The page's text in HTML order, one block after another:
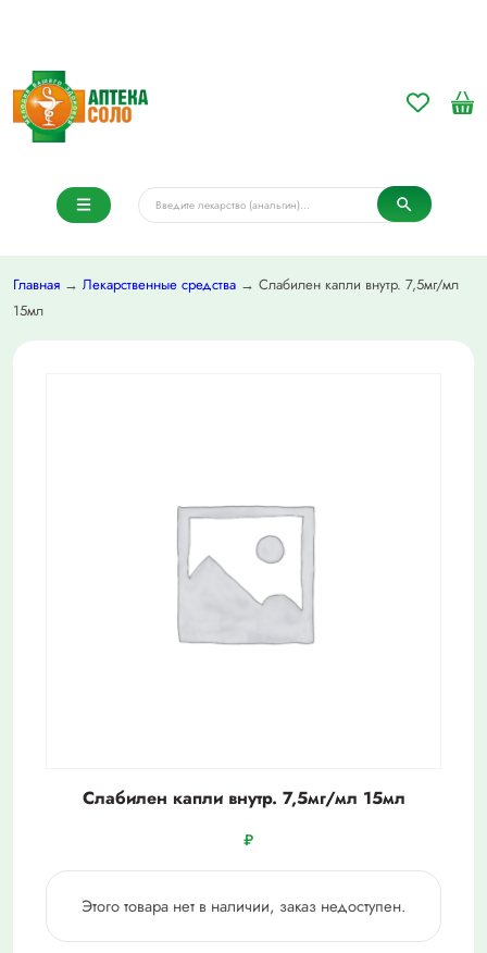
Главная → Лекарственные средства → Слабилен капли внутр. 7,5мг/мл
15мл
Слабилен капли внутр. 7,5мг/мл 15мл
₽
Этого товара нет в наличии, заказ недоступен.